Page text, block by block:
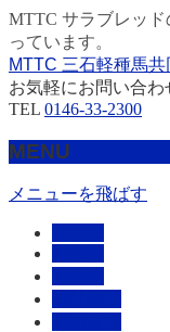
MTTC サラブレッ
っています。
MTTC 三石軽種馬
お気軽にお問い合わ
TEL 0146-33-2300
MENU
メニューを飛ばす